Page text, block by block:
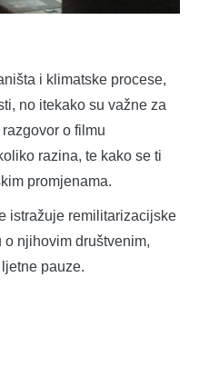
i klimatske procese,
no itekako su važne za
o filmu
razina, te kako se ti
promjenama.
istražuje remilitarizacijske
njihovim društvenim,
pauze.